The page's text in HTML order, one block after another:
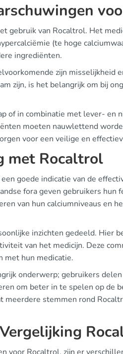
gebruik van Rocaltrol. Het
(te hoge
ingrediënten.
zijn misselijkheid
zijn, is het belangrijk om bij
of in combinatie met lever- en
moeten nauwlettend
voor een veilige en
met Rocaltrol
goede indicatie van de
fora geven gebruikers
van hun calciumniveaus en
inzichten gedeeld. Hier
van het medicijn. Deze
met hun medicatie.
onderwerp; gebruikers
om beter in te spelen op de
meerdere stemmen rond